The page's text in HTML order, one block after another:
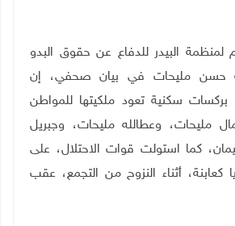
لمنظمة البيدر للدفاع عن حقوق البدو
حسن مليحات في بيان صحفي، إن
بركسات سكنية تعود ملكيتها للمواطن
مليحات، وعطالله مليحات، وجبريل
كما استولت قوات الاحتلال، على
كعابنة، أثناء النزوح من التجمع، عقب